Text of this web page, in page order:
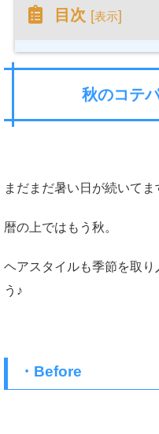
目次 [表示]
秋のコテ
まだまだ暑い日が続いてま
暦の上ではもう秋。
ヘアスタイルも季節を取
う♪
・Before